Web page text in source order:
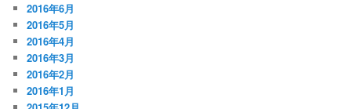
2016年6月
2016年5月
2016年4月
2016年3月
2016年2月
2016年1月